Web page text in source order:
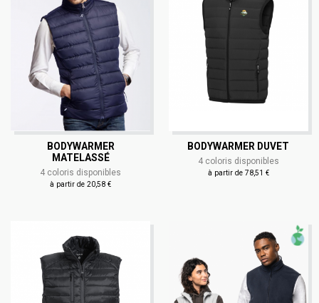
BODYWARMER
MATELASSÉ
4 coloris disponibles
à partir de 20,58 €
BODYWARMER DUVET
4 coloris disponibles
à partir de 78,51 €